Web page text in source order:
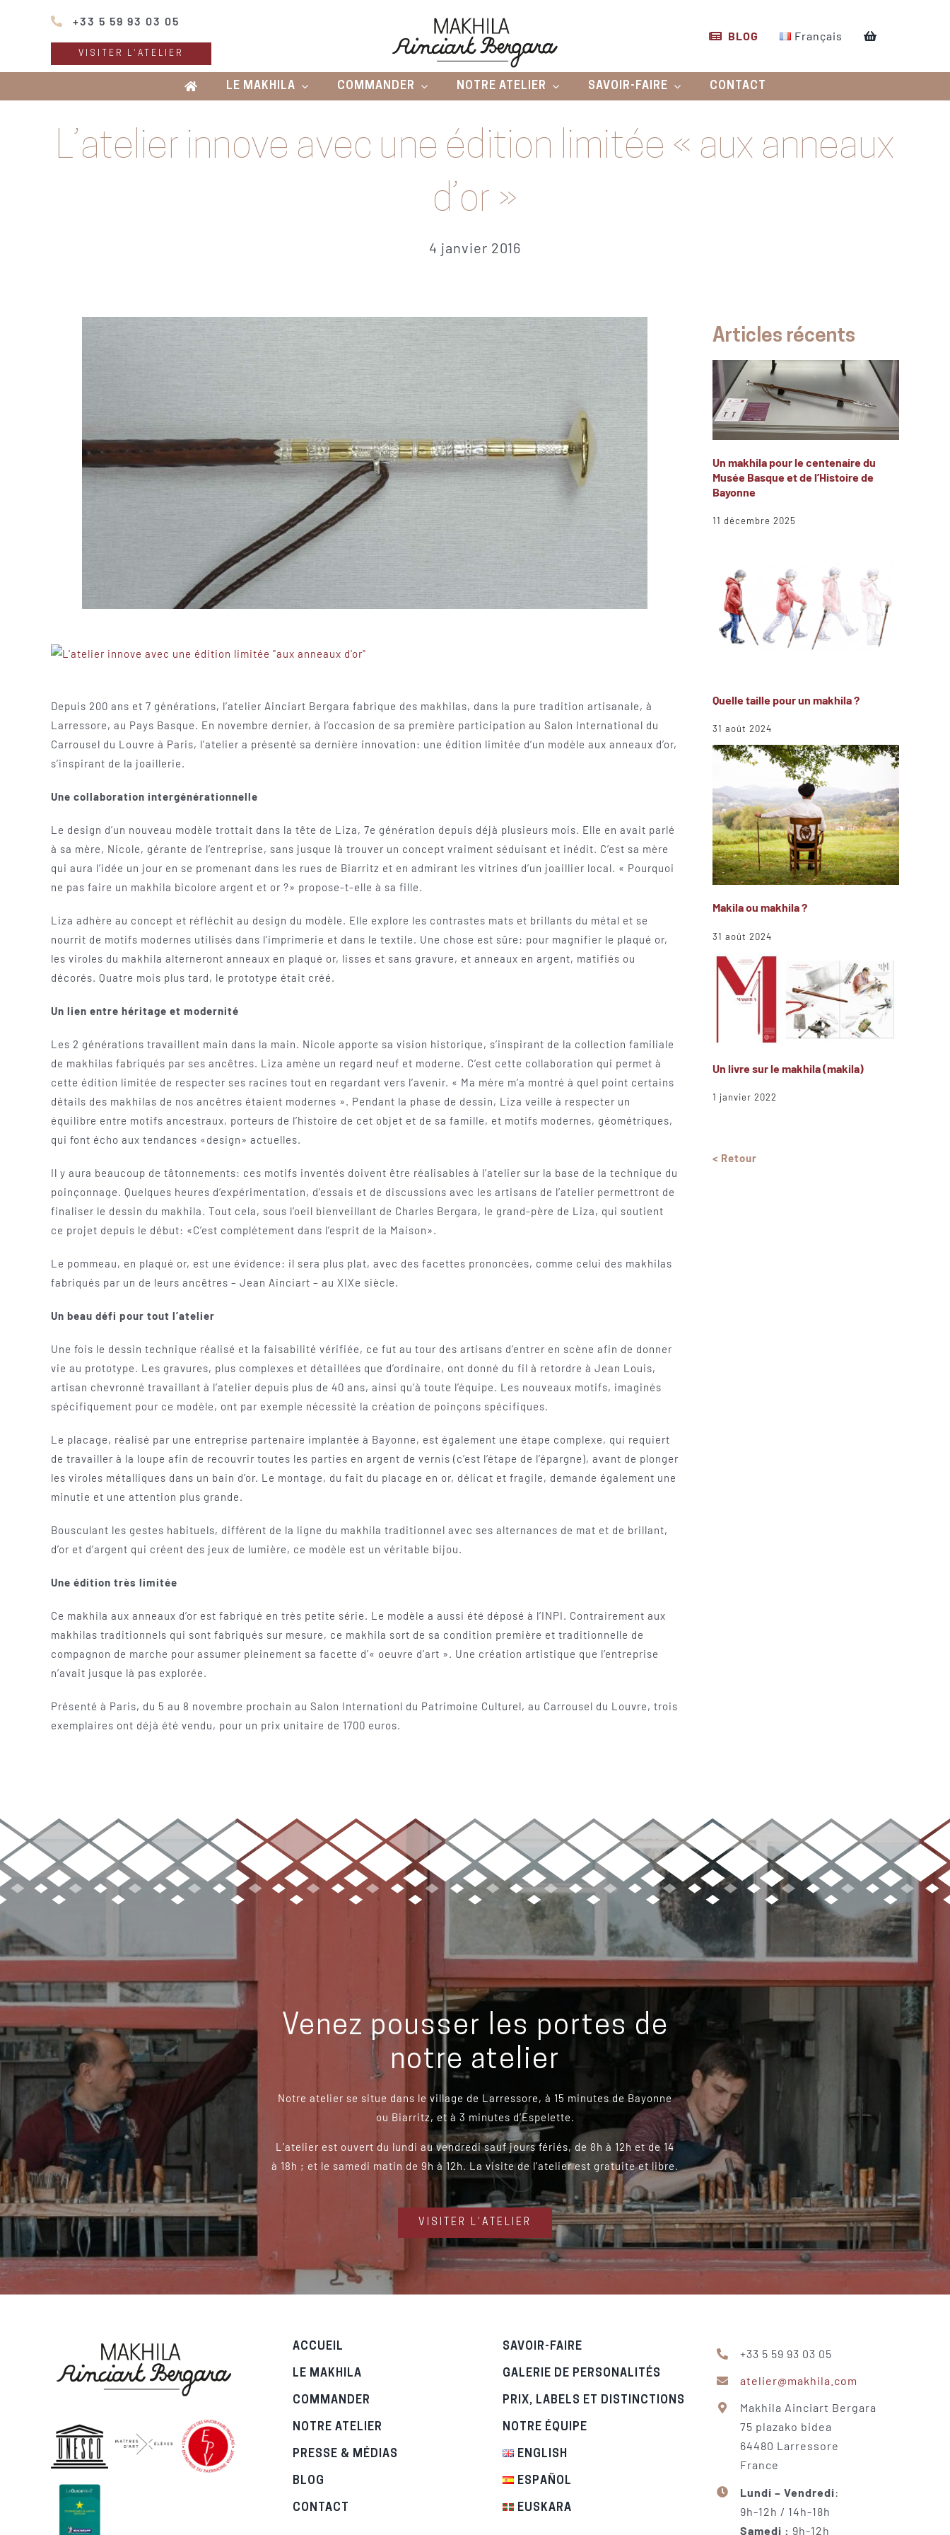
+33 5 59 93 03 05
VISITER L’ATELIER
BLOG Français
LE MAKHILA COMMANDER NOTRE ATELIER SAVOIR-FAIRE CONTACT
L’atelier innove avec une édition limitée « aux anneaux
d’or »
4 janvier 2016
Depuis 200 ans et 7 générations, l’atelier Ainciart Bergara fabrique des makhilas, dans la pure tradition artisanale, à
Larressore, au Pays Basque. En novembre dernier, à l’occasion de sa première participation au Salon International du
Carrousel du Louvre à Paris, l’atelier a présenté sa dernière innovation: une édition limitée d’un modèle aux anneaux d’or,
s’inspirant de la joaillerie.
Une collaboration intergénérationnelle
Le design d’un nouveau modèle trottait dans la tête de Liza, 7e génération depuis déjà plusieurs mois. Elle en avait parlé
à sa mère, Nicole, gérante de l’entreprise, sans jusque là trouver un concept vraiment séduisant et inédit. C’est sa mère
qui aura l’idée un jour en se promenant dans les rues de Biarritz et en admirant les vitrines d’un joaillier local. « Pourquoi
ne pas faire un makhila bicolore argent et or ?» propose-t-elle à sa fille.
Liza adhère au concept et réfléchit au design du modèle. Elle explore les contrastes mats et brillants du métal et se
nourrit de motifs modernes utilisés dans l’imprimerie et dans le textile. Une chose est sûre: pour magnifier le plaqué or,
les viroles du makhila alterneront anneaux en plaqué or, lisses et sans gravure, et anneaux en argent, matifiés ou
décorés. Quatre mois plus tard, le prototype était créé.
Un lien entre héritage et modernité
Les 2 générations travaillent main dans la main. Nicole apporte sa vision historique, s’inspirant de la collection familiale
de makhilas fabriqués par ses ancêtres. Liza amène un regard neuf et moderne. C’est cette collaboration qui permet à
cette édition limitée de respecter ses racines tout en regardant vers l’avenir. « Ma mère m’a montré à quel point certains
détails des makhilas de nos ancêtres étaient modernes ». Pendant la phase de dessin, Liza veille à respecter un
équilibre entre motifs ancestraux, porteurs de l’histoire de cet objet et de sa famille, et motifs modernes, géométriques,
qui font écho aux tendances «design» actuelles.
Il y aura beaucoup de tâtonnements: ces motifs inventés doivent être réalisables à l’atelier sur la base de la technique du
poinçonnage. Quelques heures d’expérimentation, d’essais et de discussions avec les artisans de l’atelier permettront de
finaliser le dessin du makhila. Tout cela, sous l’oeil bienveillant de Charles Bergara, le grand-père de Liza, qui soutient
ce projet depuis le début: «C’est complétement dans l’esprit de la Maison».
Le pommeau, en plaqué or, est une évidence: il sera plus plat, avec des facettes prononcées, comme celui des makhilas
fabriqués par un de leurs ancêtres – Jean Ainciart – au XIXe siècle.
Un beau défi pour tout l’atelier
Une fois le dessin technique réalisé et la faisabilité vérifiée, ce fut au tour des artisans d’entrer en scène afin de donner
vie au prototype. Les gravures, plus complexes et détaillées que d’ordinaire, ont donné du fil à retordre à Jean Louis,
artisan chevronné travaillant à l’atelier depuis plus de 40 ans, ainsi qu’à toute l’équipe. Les nouveaux motifs, imaginés
spécifiquement pour ce modèle, ont par exemple nécessité la création de poinçons spécifiques.
Le placage, réalisé par une entreprise partenaire implantée à Bayonne, est également une étape complexe, qui requiert
de travailler à la loupe afin de recouvrir toutes les parties en argent de vernis (c’est l’étape de l’épargne), avant de plonger
les viroles métalliques dans un bain d’or. Le montage, du fait du placage en or, délicat et fragile, demande également une
minutie et une attention plus grande.
Bousculant les gestes habituels, différent de la ligne du makhila traditionnel avec ses alternances de mat et de brillant,
d’or et d’argent qui créent des jeux de lumière, ce modèle est un véritable bijou.
Une édition très limitée
Ce makhila aux anneaux d’or est fabriqué en très petite série. Le modèle a aussi été déposé à l’INPI. Contrairement aux
makhilas traditionnels qui sont fabriqués sur mesure, ce makhila sort de sa condition première et traditionnelle de
compagnon de marche pour assumer pleinement sa facette d’« oeuvre d’art ». Une création artistique que l’entreprise
n’avait jusque là pas explorée.
Présenté à Paris, du 5 au 8 novembre prochain au Salon Internationl du Patrimoine Culturel, au Carrousel du Louvre, trois
exemplaires ont déjà été vendu, pour un prix unitaire de 1700 euros.
Articles récents
Un makhila pour le centenaire du
Musée Basque et de l’Histoire de
Bayonne
11 décembre 2025
Quelle taille pour un makhila ?
31 août 2024
Makila ou makhila ?
31 août 2024
Un livre sur le makhila (makila)
1 janvier 2022
< Retour
Venez pousser les portes de
notre atelier
Notre atelier se situe dans le village de Larressore, à 15 minutes de Bayonne
ou Biarritz, et à 3 minutes d’Espelette.
L’atelier est ouvert du lundi au vendredi sauf jours fériés, de 8h à 12h et de 14
à 18h ; et le samedi matin de 9h à 12h. La visite de l’atelier est gratuite et libre.
VISITER L’ATELIER
ACCUEIL
LE MAKHILA
COMMANDER
NOTRE ATELIER
PRESSE & MÉDIAS
BLOG
CONTACT
SAVOIR-FAIRE
GALERIE DE PERSONALITÉS
PRIX, LABELS ET DISTINCTIONS
NOTRE ÉQUIPE
ENGLISH
ESPAÑOL
EUSKARA
+33 5 59 93 03 05
atelier@makhila.com
Makhila Ainciart Bergara
75 plazako bidea
64480 Larressore
France
Lundi – Vendredi:
9h-12h / 14h-18h
Samedi : 9h-12h